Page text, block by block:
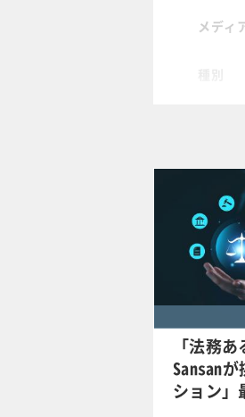
メディ
タグ
「法務
Sansan
ション」